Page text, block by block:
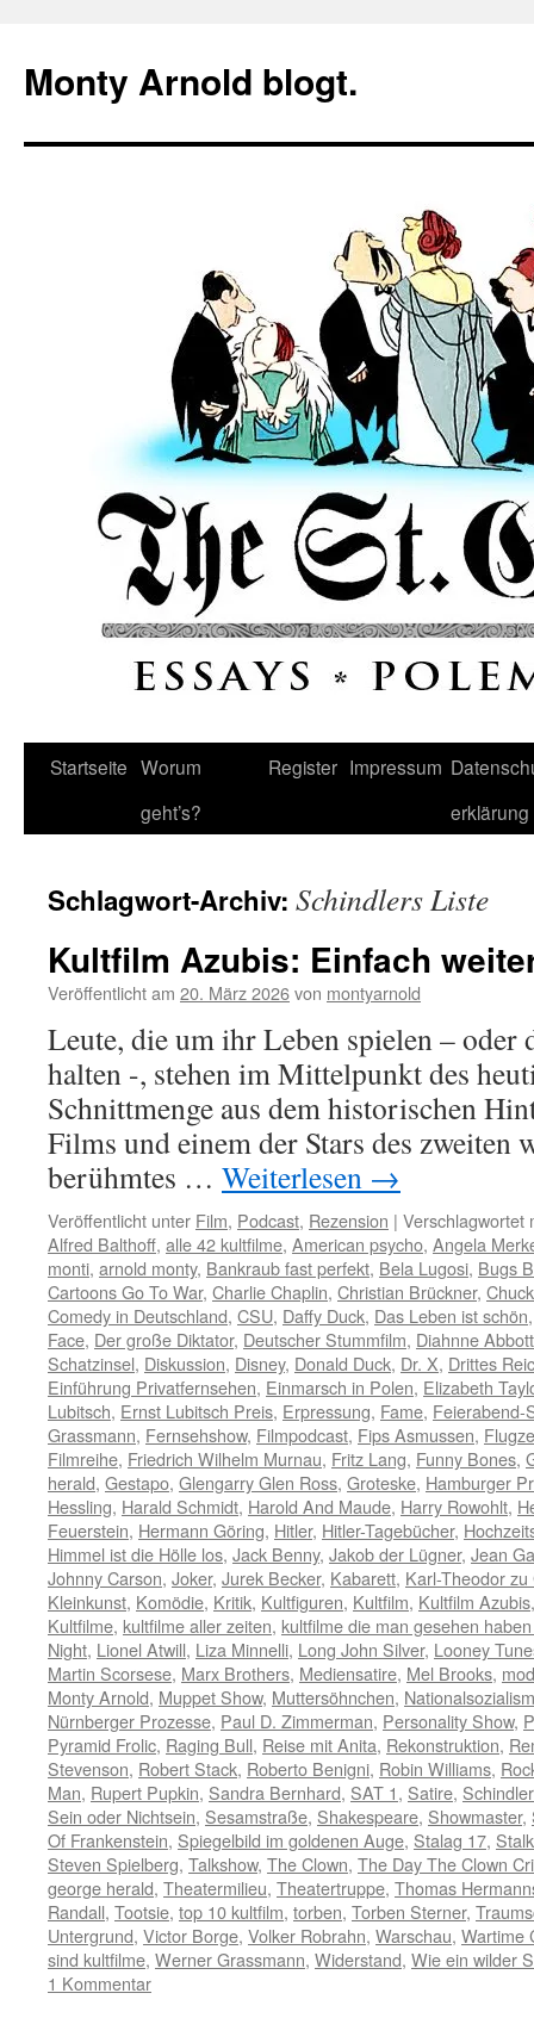
springen
Monty Arnold blogt.
Startseite Worum
geht’s?
Register Impressum
erklärung
Schlagwort-Archiv: Schindlers Liste
Kultfilm Azubis: Einfach
Veröffentlicht am 20. März 2026von montyarnold
Leute, die um ihr Leben spielen – oder
halten -, stehen im Mittelpunkt des
Schnittmenge aus dem historischen
Films und einem der Stars des zweiten
berühmtes … Weiterlesen →
Veröffentlicht unter Film, Podcast, Rezension | Verschlagwortet
Alfred Balthoff, alle 42 kultfilme, American psycho, Angela
monti, arnold monty, Bankraub fast perfekt, Bela Lugosi, Bugs
Cartoons Go To War, Charlie Chaplin, Christian Brückner,
Comedy in Deutschland, CSU, Daffy Duck, Das Leben ist schön
Face, Der große Diktator, Deutscher Stummfilm, Diahnne Abbott
Schatzinsel, Diskussion, Disney, Donald Duck, Dr. X, Drittes
Einführung Privatfernsehen, Einmarsch in Polen, Elizabeth
Lubitsch, Ernst Lubitsch Preis, Erpressung, Fame, Feierabend-
Grassmann, Fernsehshow, Filmpodcast, Fips Asmussen,
Filmreihe, Friedrich Wilhelm Murnau, Fritz Lang, Funny Bones,
herald, Gestapo, Glengarry Glen Ross, Groteske, Hamburger
Hessling, Harald Schmidt, Harold And Maude, Harry Rowohlt,
Feuerstein, Hermann Göring, Hitler, Hitler-Tagebücher,
Himmel ist die Hölle los, Jack Benny, Jakob der Lügner, Jean
Johnny Carson, Joker, Jurek Becker, Kabarett, Karl-Theodor
Kleinkunst, Komödie, Kritik, Kultfiguren, Kultfilm, Kultfilm Azubis
Kultfilme, kultfilme aller zeiten, kultfilme die man gesehen
Night, Lionel Atwill, Liza Minnelli, Long John Silver, Looney
Martin Scorsese, Marx Brothers, Mediensatire, Mel Brooks,
Monty Arnold, Muppet Show, Muttersöhnchen,
Nürnberger Prozesse, Paul D. Zimmerman, Personality Show,
Pyramid Frolic, Raging Bull, Reise mit Anita, Rekonstruktion,
Stevenson, Robert Stack, Roberto Benigni, Robin Williams,
Man, Rupert Pupkin, Sandra Bernhard, SAT 1, Satire,
Sein oder Nichtsein, Sesamstraße, Shakespeare, Showmaster,
Of Frankenstein, Spiegelbild im goldenen Auge, Stalag 17,
Steven Spielberg, Talkshow, The Clown, The Day The Clown
george herald, Theatermilieu, Theatertruppe, Thomas
Randall, Tootsie, top 10 kultfilm, torben, Torben Sterner,
Untergrund, Victor Borge, Volker Robrahn, Warschau, Wartime
sind kultfilme, Werner Grassmann, Widerstand, Wie ein wilder
1 Kommentar